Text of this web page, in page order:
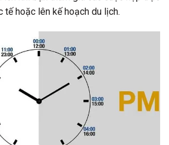
hoặc lên kế hoạch du lịch.